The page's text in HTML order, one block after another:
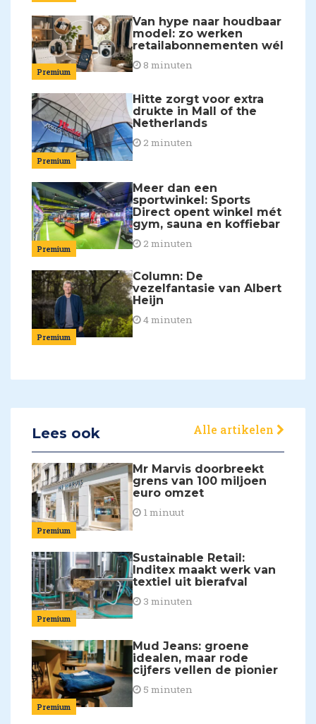
Premium
Van hype naar houdbaar
model: zo werken
retailabonnementen wél
8 minuten
Premium
Hitte zorgt voor extra
drukte in Mall of the
Netherlands
2 minuten
Premium
Meer dan een
sportwinkel: Sports
Direct opent winkel mét
gym, sauna en koffiebar
2 minuten
Premium
Column: De
vezelfantasie van Albert
Heijn
4 minuten
Lees ook Alle artikelen
Premium
Mr Marvis doorbreekt
grens van 100 miljoen
euro omzet
1 minuut
Premium
Sustainable Retail:
Inditex maakt werk van
textiel uit bierafval
3 minuten
Premium
Mud Jeans: groene
idealen, maar rode
cijfers vellen de pionier
5 minuten